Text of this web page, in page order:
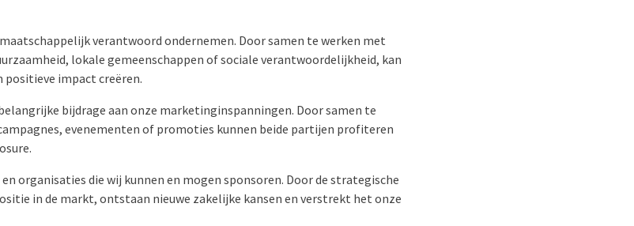
verantwoord ondernemen. Door samen te werken met
lokale gemeenschappen of sociale verantwoordelijkheid, kan
impact creëren.
bijdrage aan onze marketinginspanningen. Door samen te
evenementen of promoties kunnen beide partijen profiteren
organisaties die wij kunnen en mogen sponsoren. Door de strategische
in de markt, ontstaan nieuwe zakelijke kansen en verstrekt het onze